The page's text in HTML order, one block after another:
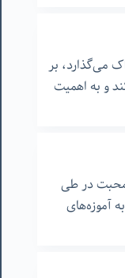
می‌گذارد، بر
و به اهمیت
محبت در طی
آموزه‌های